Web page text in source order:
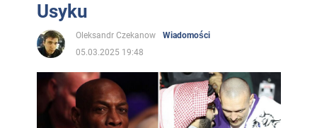
Usyku
Oleksandr Czekanow
Wiadomości
05.03.2025 19:48